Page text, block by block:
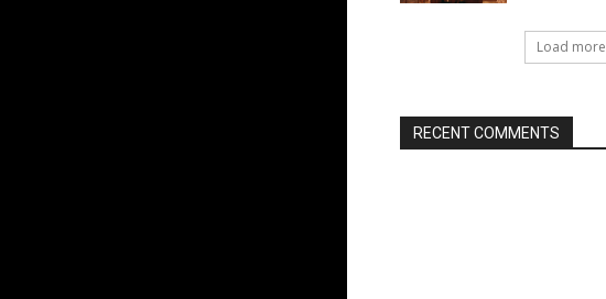
Load more
RECENT COMMENTS